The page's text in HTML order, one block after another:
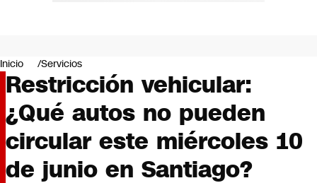
Negocios
Deportes
Programas completos
Cultura
Servicios
Bits
CNN tiempo
Inicio Servicios
Restricción vehicular:
¿Qué autos no pueden
circular este miércoles 10
de junio en Santiago?